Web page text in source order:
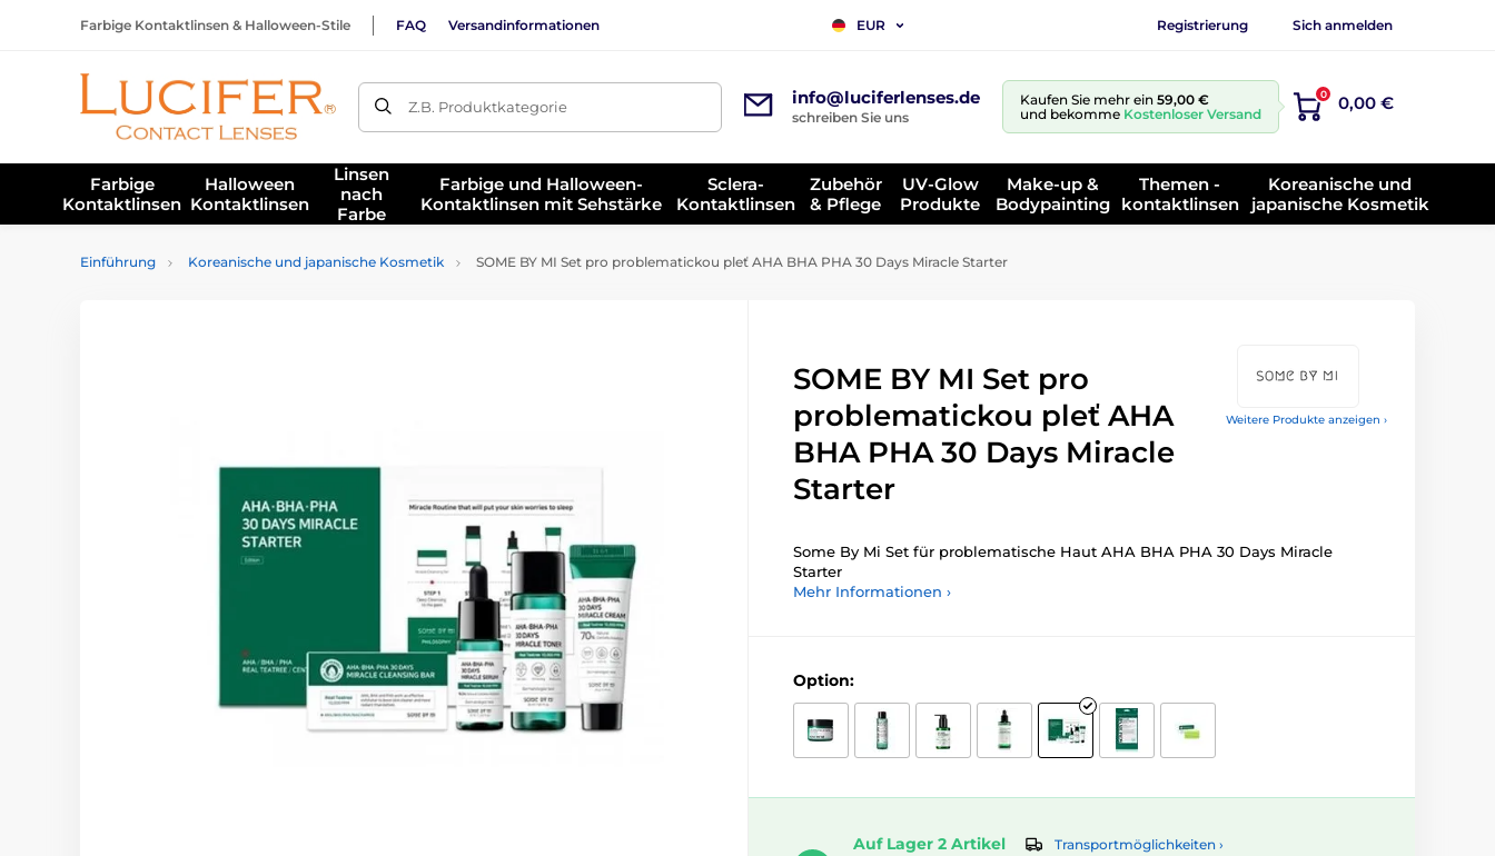
Farbige Kontaktlinsen & Halloween-Stile FAQ Versandinformationen EUR Registrierung Sich anmelden
Z.B. Produktkategorie info@luciferlenses.de
schreiben Sie uns
Kaufen Sie mehr ein 59,00 €
und bekomme Kostenloser Versand
0 0,00 €
Farbige
Kontaktlinsen
Halloween
Kontaktlinsen
Linsen
nach
Farbe
Farbige und Halloween-
Kontaktlinsen mit Sehstärke
Sclera-
Kontaktlinsen
Zubehör
& Pflege
UV-Glow
Produkte
Make-up &
Bodypainting
Themen -
kontaktlinsen
Koreanische und
japanische Kosmetik
Einführung Koreanische und japanische Kosmetik SOME BY MI Set pro problematickou pleť AHA BHA PHA 30 Days Miracle Starter
Weitere Produkte anzeigen ›
SOME BY MI Set pro
problematickou pleť AHA
BHA PHA 30 Days Miracle
Starter
Some By Mi Set für problematische Haut AHA BHA PHA 30 Days Miracle
Starter
Mehr Informationen ›
Option:
Auf Lager 2 Artikel
Transportmöglichkeiten ›